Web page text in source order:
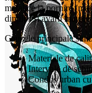
metalice la pornire
dinților și avarii majore
Cauzele principale
Materiale de
Intervale de
Condus urban